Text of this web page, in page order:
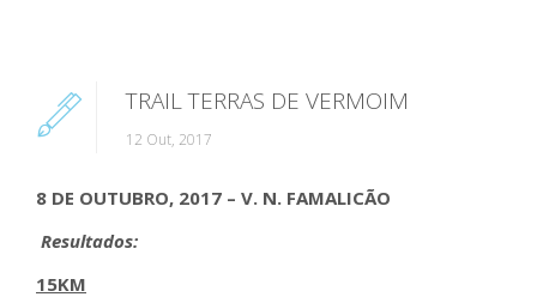
TRAIL TERRAS DE VERMOIM
12 Out, 2017
8 DE OUTUBRO, 2017 – V. N. FAMALICÃO
Resultados:
15KM